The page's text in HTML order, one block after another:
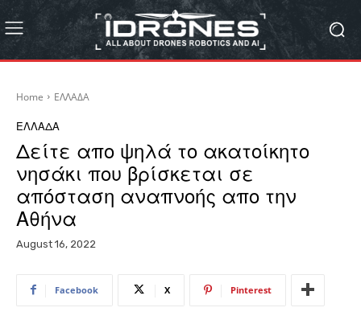
Home ΕΛΛΑΔΑ
ΕΛΛΑΔΑ
Δείτε απο ψηλά το ακατοίκητο
νησάκι που βρίσκεται σε
απόσταση αναπνοής απο την
Αθήνα
August 16, 2022
Facebook X Pinterest